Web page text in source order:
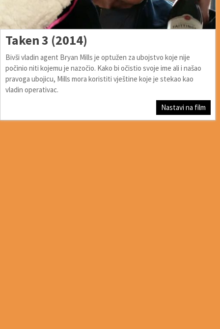
Taken 3 (2014)
Bivši vladin agent Bryan Mills je optužen za ubojstvo koje nije
počinio niti kojemu je nazočio. Kako bi očistio svoje ime ali i našao
pravoga ubojicu, Mills mora koristiti vještine koje je stekao kao
vladin operativac.
Nastavi na film